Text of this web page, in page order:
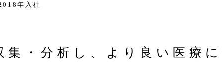
年入社
集・分析し、より良い医療に